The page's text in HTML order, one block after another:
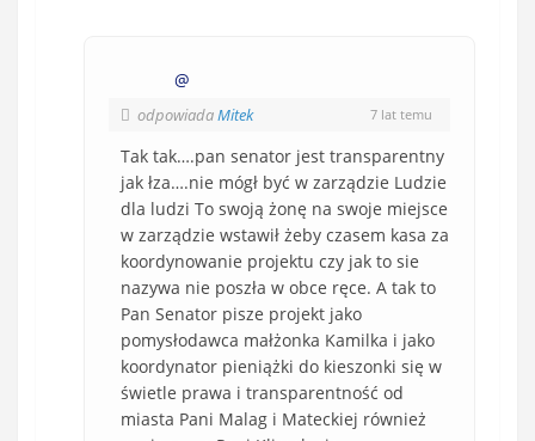
@
odpowiadaMitek 7 lat temu
Tak tak….pan senator jest transparentny
jak łza….nie mógł być w zarządzie Ludzie
dla ludzi To swoją żonę na swoje miejsce
w zarządzie wstawił żeby czasem kasa za
koordynowanie projektu czy jak to sie
nazywa nie poszła w obce ręce. A tak to
Pan Senator pisze projekt jako
pomysłodawca małżonka Kamilka i jako
koordynator pieniążki do kieszonki się w
świetle prawa i transparentność od
miasta Pani Malag i Mateckiej również